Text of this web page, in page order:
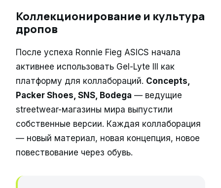
Коллекционирование и культура
дропов
После успеха Ronnie Fieg ASICS начала
активнее использовать Gel-Lyte III как
платформу для коллабораций. Concepts,
Packer Shoes, SNS, Bodega — ведущие
streetwear-магазины мира выпустили
собственные версии. Каждая коллаборация
— новый материал, новая концепция, новое
повествование через обувь.